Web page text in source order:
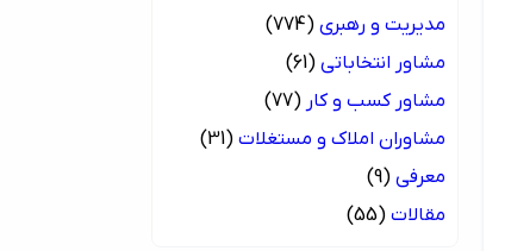
مدیریت و رهبری (774)
مشاور انتخاباتی (61)
مشاور کسب و کار (77)
مشاوران املاک و مستغلات (31)
معرفی (9)
مقالات (55)